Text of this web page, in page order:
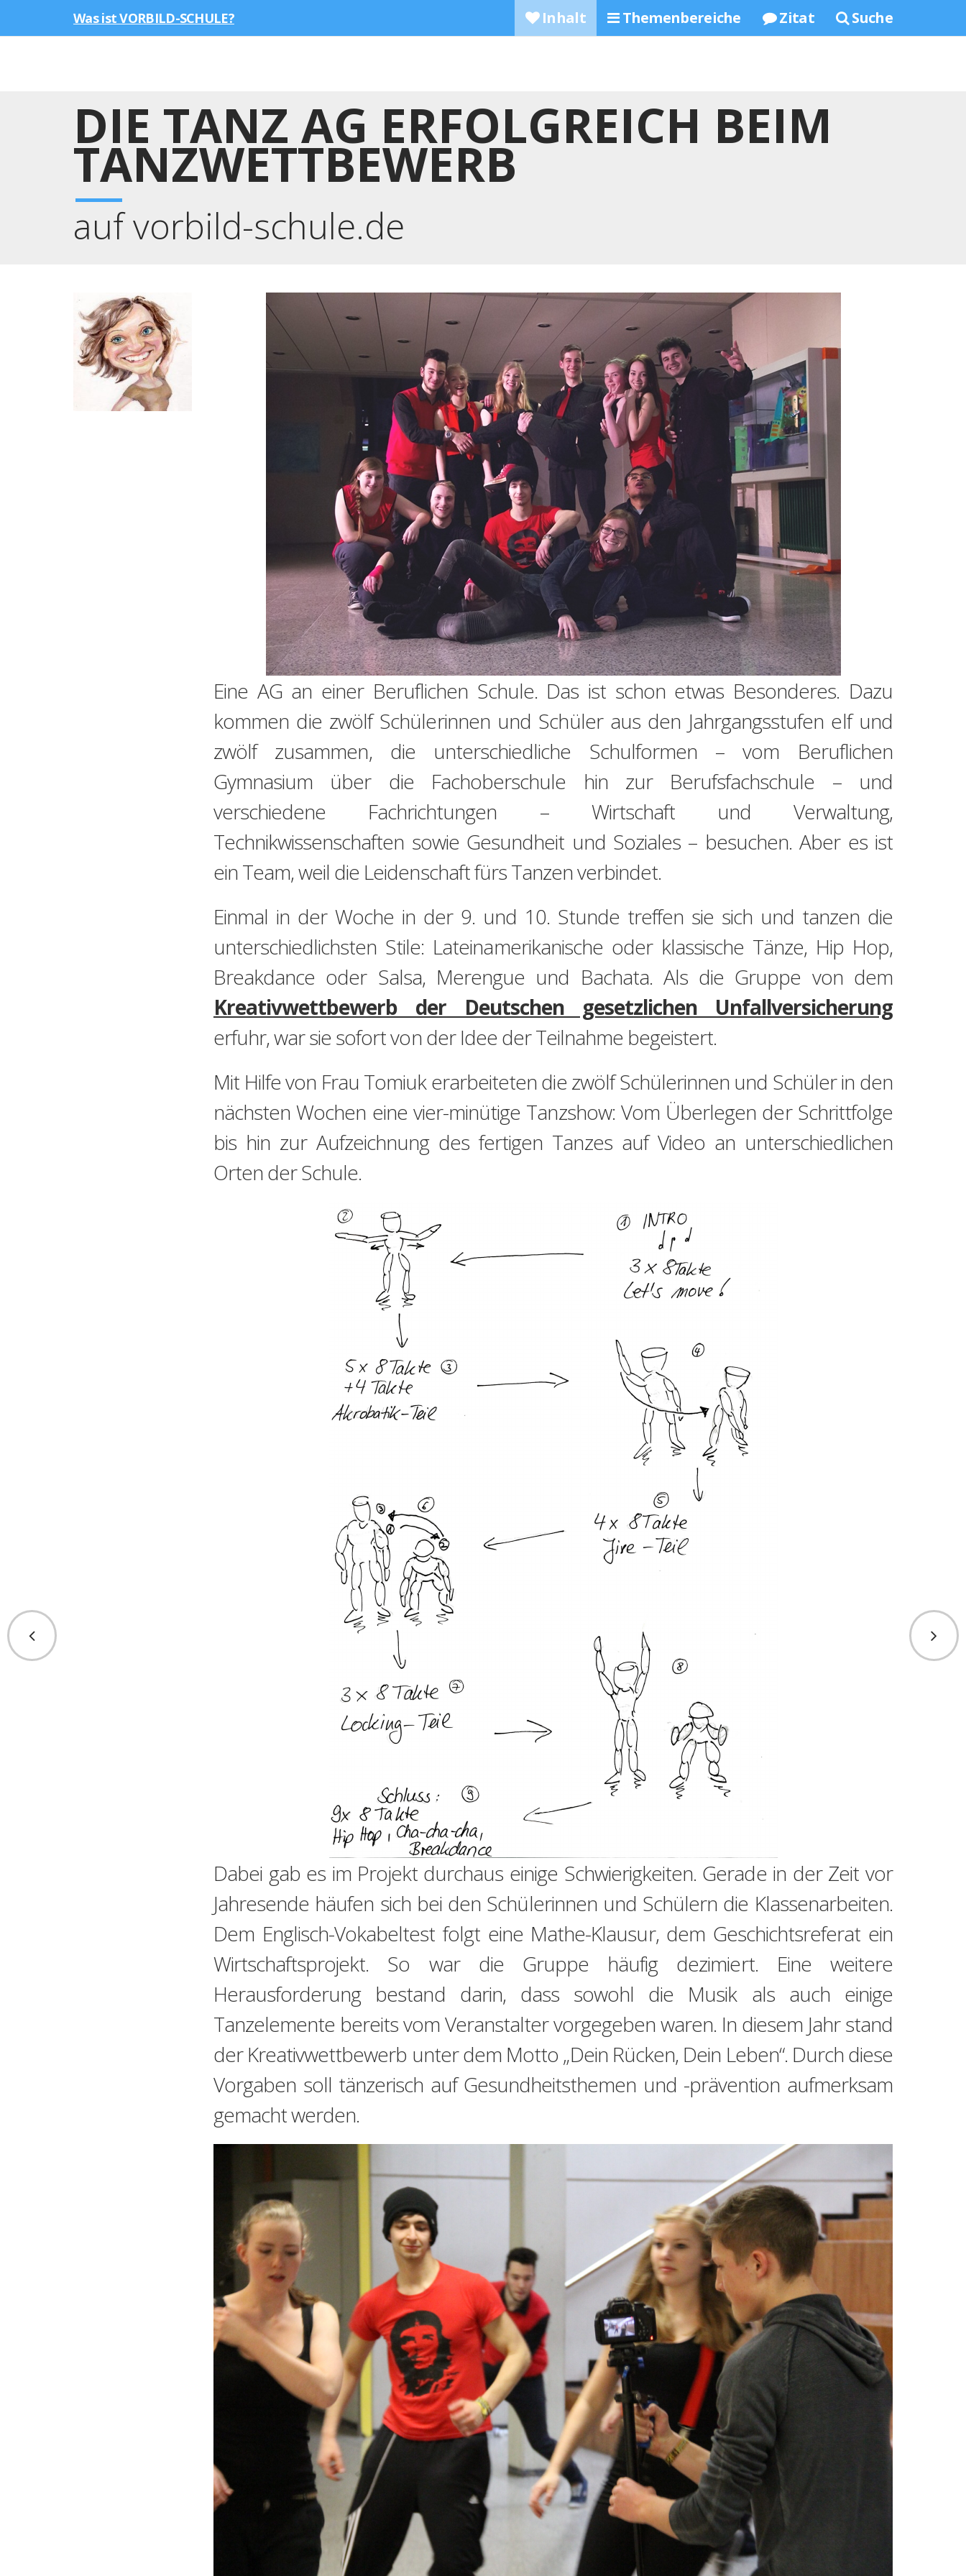
Was ist VORBILD-SCHULE? Inhalt Themenbereiche Zitat Suche
DIE TANZ AG ERFOLGREICH BEIM
TANZWETTBEWERB
auf vorbild-schule.de
Eine AG an einer Beruflichen Schule. Das ist schon etwas Besonderes. Dazu
kommen die zwölf Schülerinnen und Schüler aus den Jahrgangsstufen elf und
zwölf zusammen, die unterschiedliche Schulformen – vom Beruflichen
Gymnasium über die Fachoberschule hin zur Berufsfachschule – und
verschiedene Fachrichtungen – Wirtschaft und Verwaltung,
Technikwissenschaften sowie Gesundheit und Soziales – besuchen. Aber es ist
ein Team, weil die Leidenschaft fürs Tanzen verbindet.
Einmal in der Woche in der 9. und 10. Stunde treffen sie sich und tanzen die
unterschiedlichsten Stile: Lateinamerikanische oder klassische Tänze, Hip Hop,
Breakdance oder Salsa, Merengue und Bachata. Als die Gruppe von dem
Kreativwettbewerb der Deutschen gesetzlichen Unfallversicherung
erfuhr, war sie sofort von der Idee der Teilnahme begeistert.
Mit Hilfe von Frau Tomiuk erarbeiteten die zwölf Schülerinnen und Schüler in den
nächsten Wochen eine vier-minütige Tanzshow: Vom Überlegen der Schrittfolge
bis hin zur Aufzeichnung des fertigen Tanzes auf Video an unterschiedlichen
Orten der Schule.
Dabei gab es im Projekt durchaus einige Schwierigkeiten. Gerade in der Zeit vor
Jahresende häufen sich bei den Schülerinnen und Schülern die Klassenarbeiten.
Dem Englisch-Vokabeltest folgt eine Mathe-Klausur, dem Geschichtsreferat ein
Wirtschaftsprojekt. So war die Gruppe häufig dezimiert. Eine weitere
Herausforderung bestand darin, dass sowohl die Musik als auch einige
Tanzelemente bereits vom Veranstalter vorgegeben waren. In diesem Jahr stand
der Kreativwettbewerb unter dem Motto „Dein Rücken, Dein Leben“. Durch diese
Vorgaben soll tänzerisch auf Gesundheitsthemen und -prävention aufmerksam
gemacht werden.